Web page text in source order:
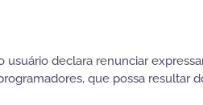
declara renunciar
que possa resultar